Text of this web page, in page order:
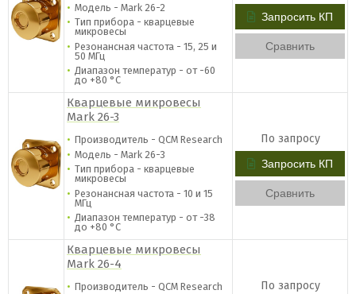
Модель - Mark 26-2
Тип прибора - кварцевые
микровесы
Резонансная частота - 15, 25 и
50 МГц
Диапазон температур - от -60
до +80 °C
Запросить КП
Сравнить
Кварцевые микровесы
Mark 26-3
Производитель - QCM Research
Модель - Mark 26-3
Тип прибора - кварцевые
микровесы
Резонансная частота - 10 и 15
МГц
Диапазон температур - от -38
до +80 °C
По запросу
Запросить КП
Сравнить
Кварцевые микровесы
Mark 26-4
Производитель - QCM Research
По запросу